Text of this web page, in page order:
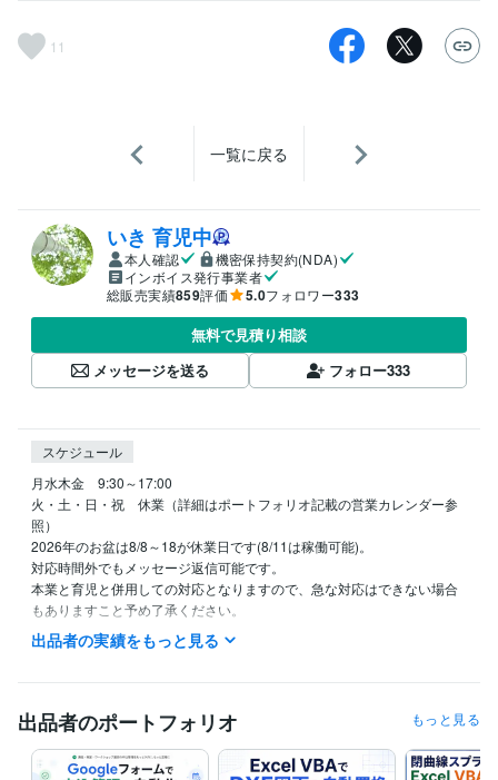
11
一覧に戻る
いき 育児中
本人確認
機密保持契約(NDA)
インボイス発行事業者
総販売実績859評価 5.0フォロワー333
無料で見積り相談
メッセージを送る
フォロー333
スケジュール
月水木金　9:30～17:00
火・土・日・祝　休業（詳細はポートフォリオ記載の営業カレンダー参
照）
2026年のお盆は8/8～18が休業日です(8/11は稼働可能)。
対応時間外でもメッセージ返信可能です。
本業と育児と併用しての対応となりますので、急な対応はできない場合
もありますこと予め了承ください。
経験職種
Webサービス・制作 / HTMLコーダー・マークアップエンジニア
コンサルタント / 業務プロセスコンサルタント
経験年数 : 1年
研究・開発・設計 / 機械設計 経験年数 : 7年
出品者の実績をもっと見る
出品者のポートフォリオ もっと見る